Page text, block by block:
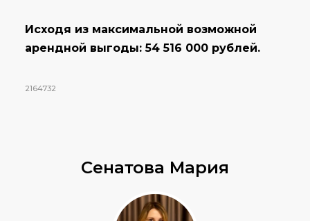
Исходя из максимальной возможной
арендной выгоды: 54 516 000 рублей.
2164732
Сенатова Мария